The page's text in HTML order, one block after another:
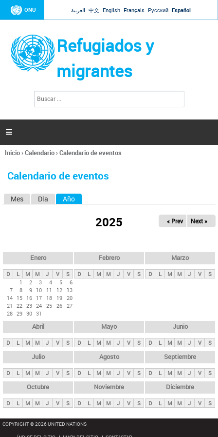
Jump to navigation
ONU العربية 中文 English Français Русский Español
Refugiados y
migrantes
l
d
s

Se
usted
Inicio›Calendario›Calendario de eventos
Calendario de eventos
s
p
n
i
p
a
l
s
Mes Día Año
2025 « Prev Next »
Enero
D L M M J V
S
1
2 3 4 5
6
7
8 9 10 11 12
13
14 15 16 17 18 19 20
21
22 23 24 25 26 27
28 29 30 31
Febrero
D L M M J V S
Marzo
D L M M J V S
Abril
D L M M J V S
Mayo
D L M M J V S
Junio
D L M M J V S
Julio
D L M M J V S
Agosto
D L M M J V S
Septiembre
D L M M J V S
Octubre
D L M M J V S
Noviembre
D L M M J V S
Diciembre
D L M M J V S
COPYRIGHT © 2026 UNITED NATIONS